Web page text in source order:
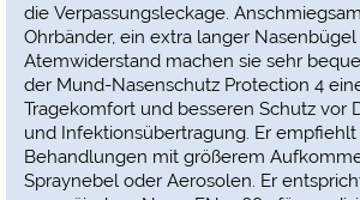
die Verpassungsleckage.
Ohrbänder, ein extra langer
Atemwiderstand machen sie sehr
der Mund-Nasenschutz Protection 4
Tragekomfort und besseren Schutz vor
und Infektionsübertragung. Er empfiehlt
Behandlungen mit größerem
Spraynebel oder Aerosolen. Er